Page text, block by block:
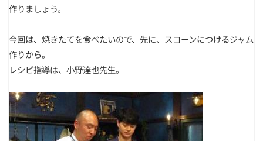
作りましょう。
今回は、焼きたてを食べたいので、先に、スコーンにつけるジャム
作りから。
レシピ指導は、小野達也先生。